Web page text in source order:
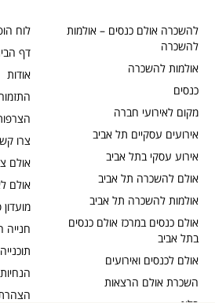
לוח
דף
אודות
צרו
אולם
אולם
חנייה
להשכרה אולם כנסים – אולמות
להשכרה
אולמות להשכרה
כנסים
מקום לאירועי חברה
אירועים עסקיים תל אביב
אירוע עסקי בתל אביב
אולם להשכרה תל אביב
אולמות להשכרה תל אביב
אולם כנסים במרכז אולם כנסים
בתל אביב
אולם לכנסים ואירועים
השכרת אולם הרצאות